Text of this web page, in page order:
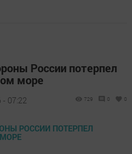
России потерпел
море
- 07:22 729 0 0